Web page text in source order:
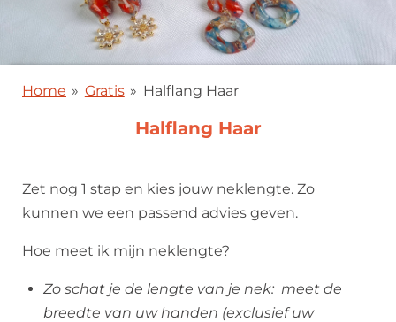
Home » Gratis » Halflang Haar
Halflang Haar
Zet nog 1 stap en kies jouw neklengte. Zo
kunnen we een passend advies geven.
Hoe meet ik mijn neklengte?
Zo schat je de lengte van je nek: meet de
breedte van uw handen (exclusief uw